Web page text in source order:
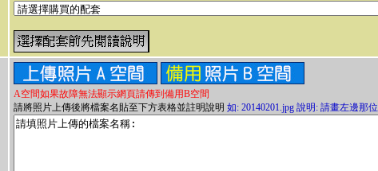
A空間如果故障無法顯示網頁請傳到備用B空間
請將照片上傳後將檔案名貼至下方表格並註明說明 如: 20140201.jpg 說明: 請畫左邊那位